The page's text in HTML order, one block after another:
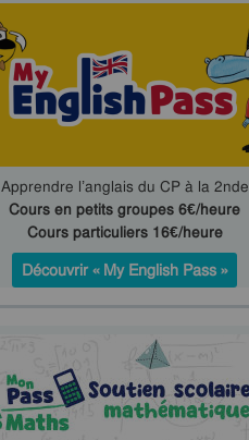
Apprendre l’anglais du CP à la 2nde
Cours en petits groupes 6€/heure
Cours particuliers 16€/heure
Découvrir « My English Pass »